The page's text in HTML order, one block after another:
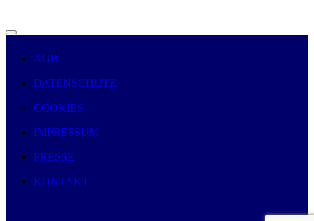
AGB
DATENSCHUTZ
COOKIES
IMPRESSUM
PRESSE
KONTAKT